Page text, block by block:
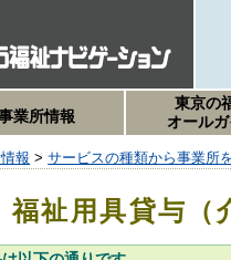
業所情報
東京の
オール
報 >サービスの種類から事業所
福祉用具貸与（